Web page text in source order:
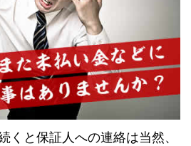
くと保証人への連絡は当然、